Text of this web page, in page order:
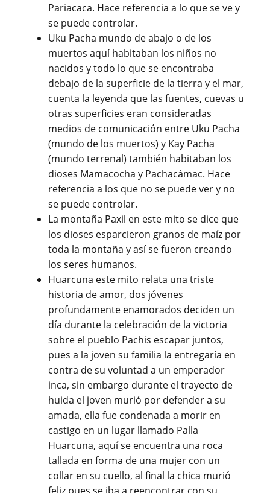
Pariacaca. Hace referencia a lo que se ve y
se puede controlar.
Uku Pacha mundo de abajo o de los
muertos aquí habitaban los niños no
nacidos y todo lo que se encontraba
debajo de la superficie de la tierra y el mar,
cuenta la leyenda que las fuentes, cuevas u
otras superficies eran consideradas
medios de comunicación entre Uku Pacha
(mundo de los muertos) y Kay Pacha
(mundo terrenal) también habitaban los
dioses Mamacocha y Pachacámac. Hace
referencia a los que no se puede ver y no
se puede controlar.
La montaña Paxil en este mito se dice que
los dioses esparcieron granos de maíz por
toda la montaña y así se fueron creando
los seres humanos.
Huarcuna este mito relata una triste
historia de amor, dos jóvenes
profundamente enamorados deciden un
día durante la celebración de la victoria
sobre el pueblo Pachis escapar juntos,
pues a la joven su familia la entregaría en
contra de su voluntad a un emperador
inca, sin embargo durante el trayecto de
huida el joven murió por defender a su
amada, ella fue condenada a morir en
castigo en un lugar llamado Palla
Huarcuna, aquí se encuentra una roca
tallada en forma de una mujer con un
collar en su cuello, al final la chica murió